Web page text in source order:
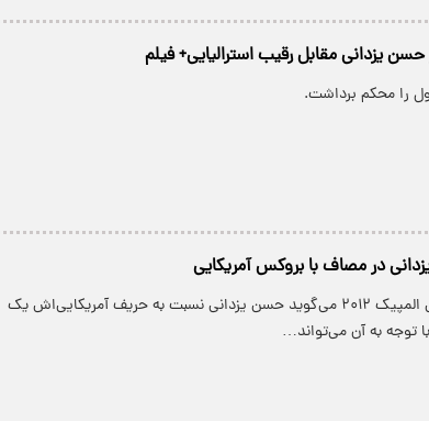
یزدانی مقابل رقیب استرالیایی+ فیلم
را محکم برداشت.
در مصاف با بروکس آمریکایی
نایب قهرمان کشتی المپیک ۲۰۱۲ می‌گوید حسن یزدانی نسبت به حریف آمریکایی‌اش یک
توجه به آن می‌تواند…